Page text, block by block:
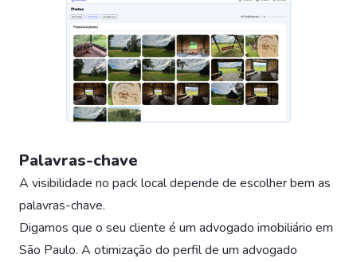
Palavras-chave
A visibilidade no pack local depende de escolher bem as
palavras-chave.
Digamos que o seu cliente é um advogado imobiliário em
São Paulo. A otimização do perfil de um advogado